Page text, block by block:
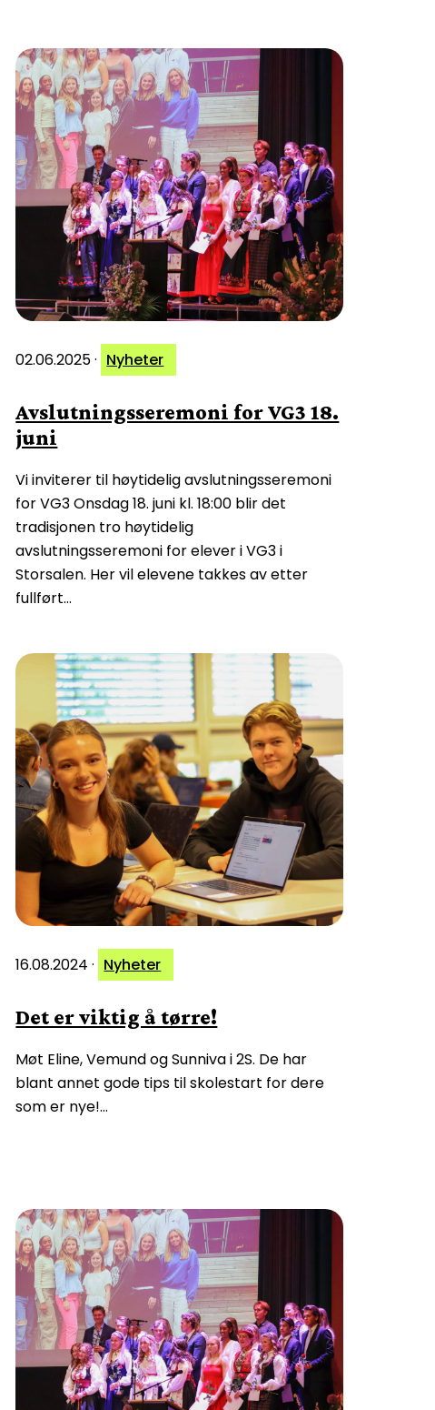
02.06.2025· Nyheter
Avslutningsseremoni for VG3 18.
juni
Vi inviterer til høytidelig avslutningsseremoni
for VG3 Onsdag 18. juni kl. 18:00 blir det
tradisjonen tro høytidelig
avslutningsseremoni for elever i VG3 i
Storsalen. Her vil elevene takkes av etter
fullført…
16.08.2024 · Nyheter
Det er viktig å tørre!
Møt Eline, Vemund og Sunniva i 2S. De har
blant annet gode tips til skolestart for dere
som er nye!…